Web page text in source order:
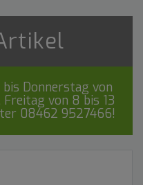
Donnerstag von
Freitag von 8 bis 13
08462 9527466!